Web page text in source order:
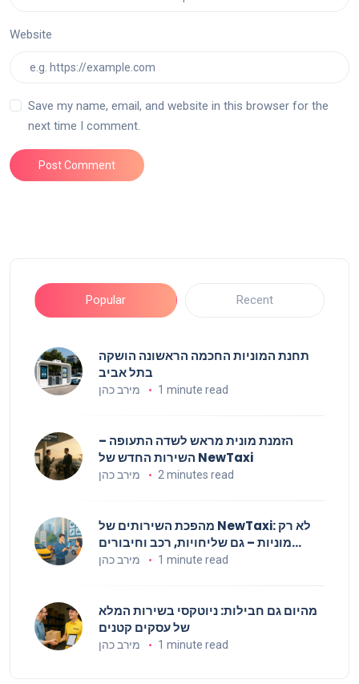
Website
Save my name, email, and website in this browser for the
next time I comment.
Post Comment
Popular Recent
תחנת המוניות החכמה הראשונה הושקה
בתל אביב
מירב כהן 1 minute read
הזמנת מונית מראש לשדה התעופה –
השירות החדש של NewTaxi
מירב כהן 2 minutes read
מהפכת השירותים של NewTaxi: לא רק
מוניות – גם שליחויות, רכב וחיבורים
עסקיים
מירב כהן 1 minute read
מהיום גם חבילות: ניוטקסי בשירות המלא
של עסקים קטנים
מירב כהן 1 minute read